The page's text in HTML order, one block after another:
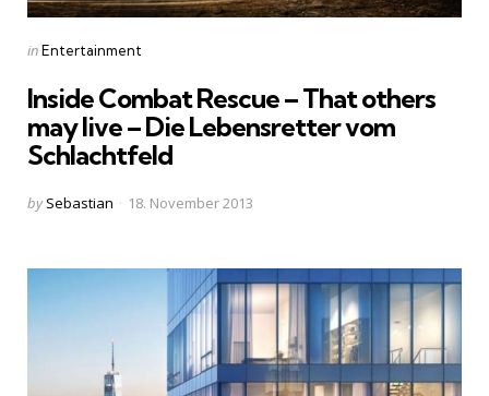
Categories
Posted
inEntertainment
Inside Combat Rescue – That others
may live – Die Lebensretter vom
Schlachtfeld
Posted
by Sebastian 18. November 2013